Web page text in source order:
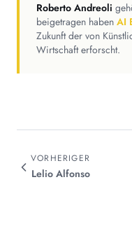
Roberto Andreoli
beigetragen haben AI
Zukunft der von
Wirtschaft erforscht.
VORHERIGER
Lelio Alfonso